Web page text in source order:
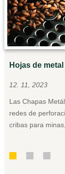
Hojas de
12. 11, 2023
Las Chapas
redes de
cribas para